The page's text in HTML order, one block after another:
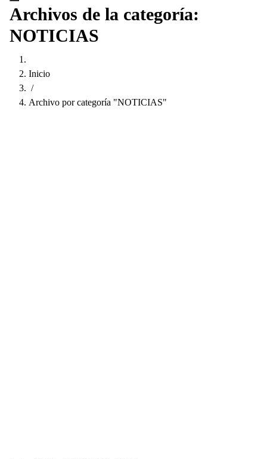
Archivos de la categoría:
NOTICIAS
Inicio
/
Archivo por categoría "NOTICIAS"